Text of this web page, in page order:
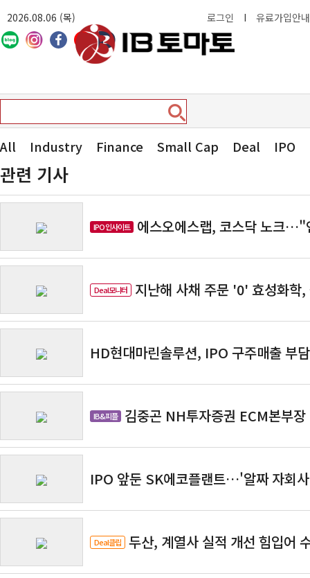
2026.08.06 (목) 로그인 I 유료가입안내
All Industry Finance Small Cap Deal IPO
관련 기사
IPO 인사이트 에스오에스랩, 코스닥 노크…"
Deal모니터 지난해 사채 주문 '0' 효성화학
HD현대마린솔루션, IPO 구주매출 부
IB&피플 김중곤 NH투자증권 ECM본부장
IPO 앞둔 SK에코플랜트…'알짜 자회
Deal클립 두산, 계열사 실적 개선 힘입어